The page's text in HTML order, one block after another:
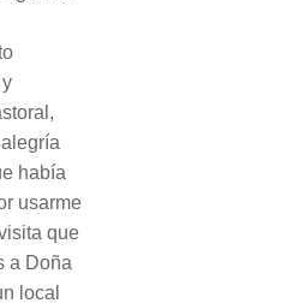
había
usarme
que
a Doña
local